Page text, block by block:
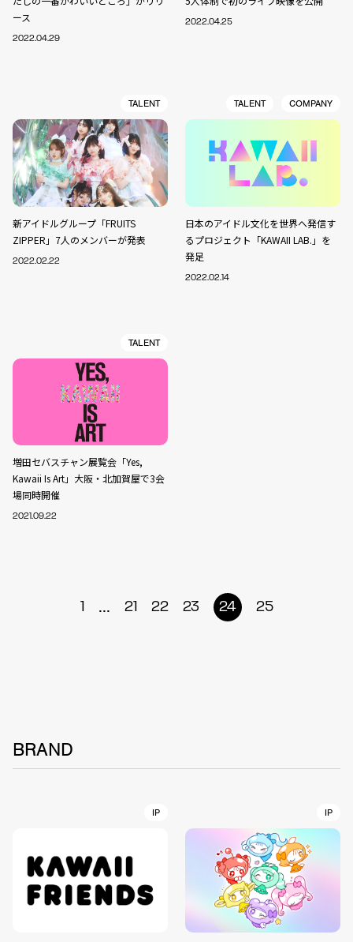
ース
2022.04.29
2022.04.25
TALENT
新アイドルグループ「FRUITS
ZIPPER」7人のメンバーが発表
2022.02.22
TALENT COMPANY
日本のアイドル文化を世界へ発信す
るプロジェクト「KAWAII LAB.」を
発足
2022.02.14
TALENT
増田セバスチャン展覧会「Yes,
Kawaii Is Art」大阪・北加賀屋で3会
場同時開催
2021.09.22
1 ... 21 22 23 24 25
BRAND
IP IP